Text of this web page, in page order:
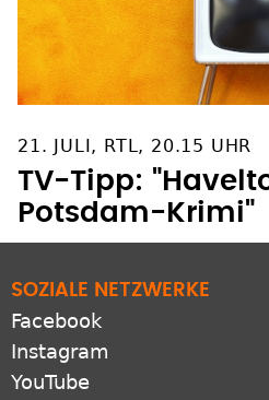
21. JULI, RTL, 20.15 UHR
TV-Tipp:
Potsdam-Krimi"
SOZIALE NETZWERKE
Facebook
Instagram
YouTube